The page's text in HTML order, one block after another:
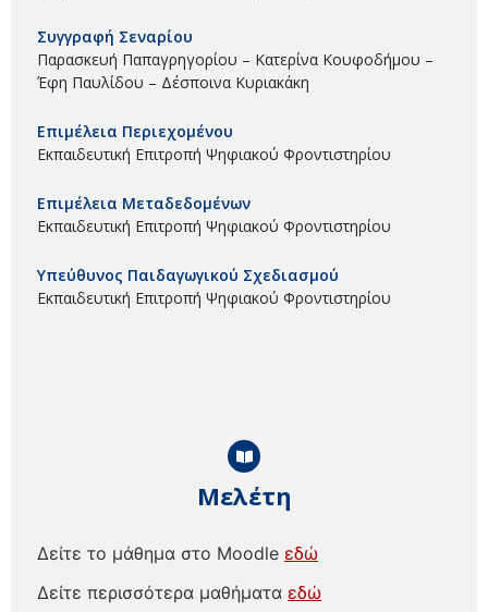
Μελέτη
Δείτε το μάθημα στο Moodle εδώ
Δείτε περισσότερα μαθήματα εδώ
Συγγραφή Σεναρίου
Παρασκευή Παπαγρηγορίου – Κατερίνα Κουφοδήμου –
Έφη Παυλίδου – Δέσποινα Κυριακάκη
Επιμέλεια Περιεχομένου
Εκπαιδευτική Επιτροπή Ψηφιακού Φροντιστηρίου
Επιμέλεια Μεταδεδομένων
Εκπαιδευτική Επιτροπή Ψηφιακού Φροντιστηρίου
Υπεύθυνος Παιδαγωγικού Σχεδιασμού
Εκπαιδευτική Επιτροπή Ψηφιακού Φροντιστηρίου